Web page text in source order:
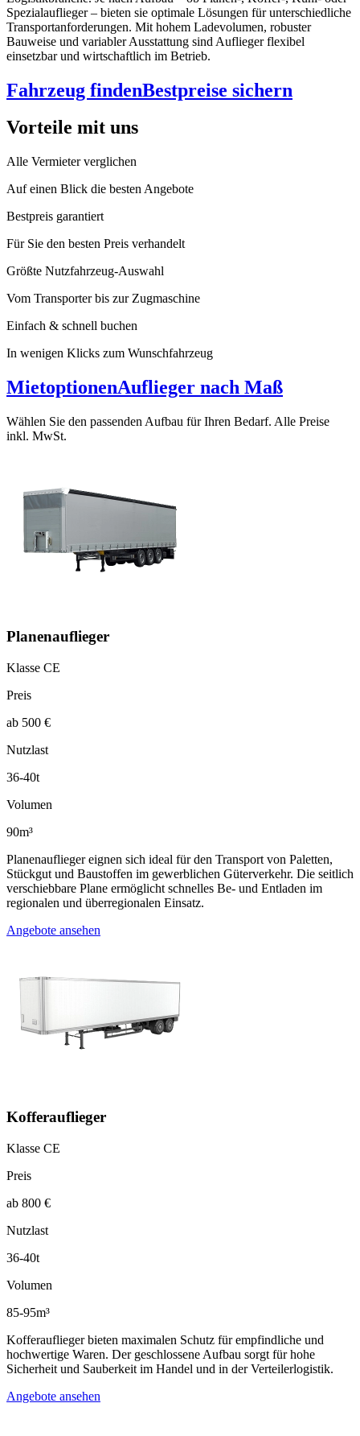
Spezialauflieger – bieten sie optimale Lösungen für unterschiedliche
Transportanforderungen. Mit hohem Ladevolumen, robuster
Bauweise und variabler Ausstattung sind Auflieger flexibel
einsetzbar und wirtschaftlich im Betrieb.
Fahrzeug findenBestpreise sichern
Vorteile mit uns
Alle Vermieter verglichen
Auf einen Blick die besten Angebote
Bestpreis garantiert
Für Sie den besten Preis verhandelt
Größte Nutzfahrzeug-Auswahl
Vom Transporter bis zur Zugmaschine
Einfach & schnell buchen
In wenigen Klicks zum Wunschfahrzeug
MietoptionenAuflieger nach Maß
Wählen Sie den passenden Aufbau für Ihren Bedarf. Alle Preise
inkl. MwSt.
Planenauflieger
Klasse CE
Preis
ab 500 €
Nutzlast
36-40t
Volumen
90m³
Planenauflieger eignen sich ideal für den Transport von Paletten,
Stückgut und Baustoffen im gewerblichen Güterverkehr. Die seitlich
verschiebbare Plane ermöglicht schnelles Be- und Entladen im
regionalen und überregionalen Einsatz.
Angebote ansehen
Kofferauflieger
Klasse CE
Preis
ab 800 €
Nutzlast
36-40t
Volumen
85-95m³
Kofferauflieger bieten maximalen Schutz für empfindliche und
hochwertige Waren. Der geschlossene Aufbau sorgt für hohe
Sicherheit und Sauberkeit im Handel und in der Verteilerlogistik.
Angebote ansehen